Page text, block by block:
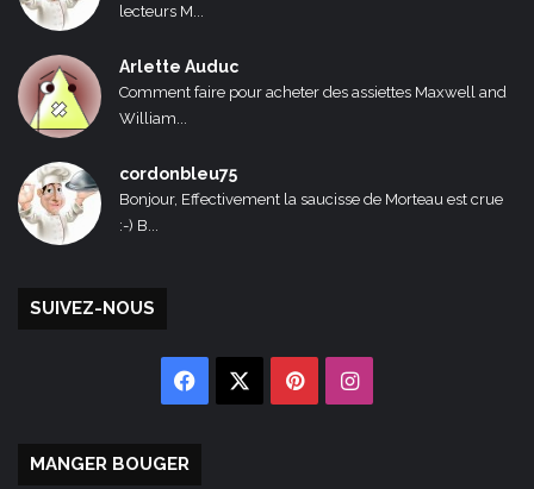
lecteurs M...
Arlette Auduc
Comment faire pour acheter des assiettes Maxwell and
William...
cordonbleu75
Bonjour, Effectivement la saucisse de Morteau est crue
:-) B...
SUIVEZ-NOUS
Facebook PinterestInstagram
MANGER BOUGER